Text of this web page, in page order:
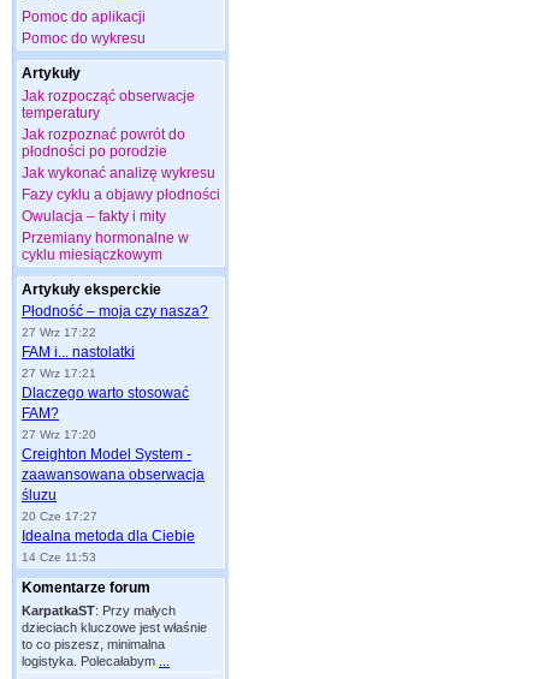
Pomoc do aplikacji
Pomoc do wykresu
Artykuły
Jak rozpocząć obserwacje
temperatury
Jak rozpoznać powrót do
płodności po porodzie
Jak wykonać analizę wykresu
Fazy cyklu a objawy płodności
Owulacja – fakty i mity
Przemiany hormonalne w
cyklu miesiączkowym
Artykuły eksperckie
Płodność – moja czy nasza?
27 Wrz 17:22
FAM i... nastolatki
27 Wrz 17:21
Dlaczego warto stosować
FAM?
27 Wrz 17:20
Creighton Model System -
zaawansowana obserwacja
śluzu
20 Cze 17:27
Idealna metoda dla Ciebie
14 Cze 11:53
Komentarze forum
KarpatkaST: Przy małych
dzieciach kluczowe jest właśnie
to co piszesz, minimalna
logistyka. Polecałabym